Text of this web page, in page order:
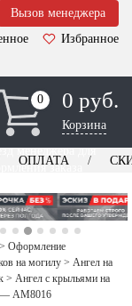
Вызов менеджера
Избранное
0
0 0 руб.
Корзина
менеджера для
заказа
ОПЛАТА
> Оформление
на могилу > Ангел на
> Ангел с крыльями на
— AM8016